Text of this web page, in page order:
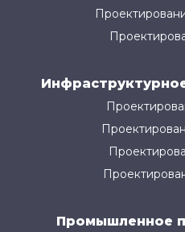
Промышленное